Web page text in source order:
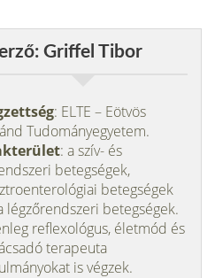
Griffel Tibor
: ELTE – Eötvös
Tudományegyetem.
: a szív- és
betegségek,
betegségek
légzőrendszeri betegségek.
reflexológus, életmód és
terapeuta
is végzek.